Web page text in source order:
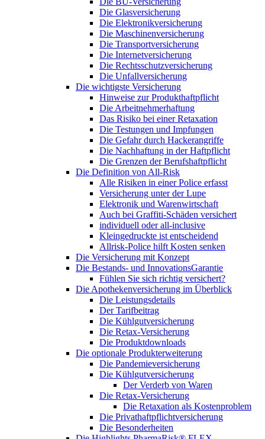
Die Glasversicherung
Die Elektronikversicherung
Die Maschinenversicherung
Die Transportversicherung
Die Internetversicherung
Die Rechtsschutzversicherung
Die Unfallversicherung
Die wichtigste Versicherung
Hinweise zur Produkthaftpflicht
Die Arbeitnehmerhaftung
Das Risiko bei einer Retaxation
Die Testungen und Impfungen
Die Gefahr durch Hackerangriffe
Die Nachhaftung in der Haftpflicht
Die Grenzen der Berufshaftpflicht
Die Definition von All-Risk
Alle Risiken in einer Police erfasst
Versicherung unter der Lupe
Elektronik und Warenwirtschaft
Auch bei Graffiti-Schäden versichert
individuell oder all-inclusive
Kleingedruckte ist entscheidend
Allrisk-Police hilft Kosten senken
Die Versicherung mit Konzept
Die Bestands- und InnovationsGarantie
Fühlen Sie sich richtig versichert?
Die Apothekenversicherung im Überblick
Die Leistungsdetails
Der Tarifbeitrag
Die Kühlgutversicherung
Die Retax-Versicherung
Die Produktdownloads
Die optionale Produkterweiterung
Die Pandemieversicherung
Die Kühlgutversicherung
Der Verderb von Waren
Die Retax-Versicherung
Die Retaxation als Kostenproblem
Die Privathaftpflichtversicherung
Die Besonderheiten